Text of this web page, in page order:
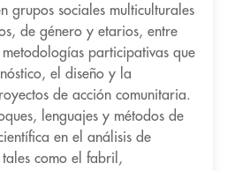
grupos sociales multiculturales
de género y etarios, entre
participativas que
el diseño y la
de acción comunitaria.
lenguajes y métodos de
en el análisis de
tales como el fabril,